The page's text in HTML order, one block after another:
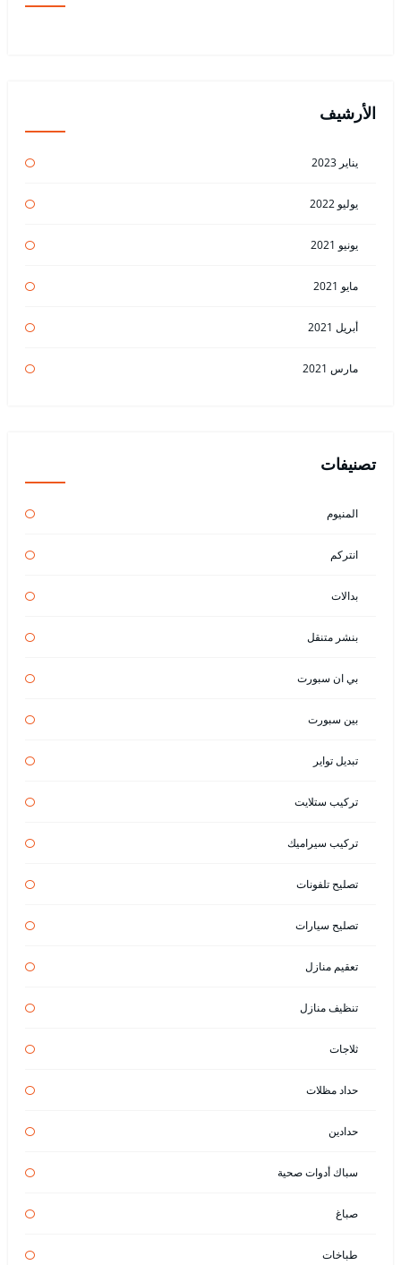
الأرشيف
يناير 2023
يوليو 2022
يونيو 2021
مايو 2021
أبريل 2021
مارس 2021
تصنيفات
المنيوم
انتركم
بدالات
بنشر متنقل
بي ان سبورت
بين سبورت
تبديل تواير
تركيب ستلايت
تركيب سيراميك
تصليح تلفونات
تصليح سيارات
تعقيم منازل
تنظيف منازل
ثلاجات
حداد مظلات
حدادين
سباك أدوات صحية
صباغ
طباخات